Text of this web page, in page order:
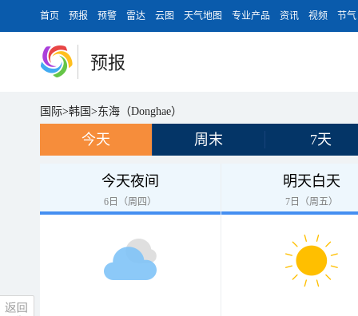
首页 预报 预警 雷达 云图 天气地图 专业产品 资讯 视频 节气
预报
国际>韩国 >东海（Donghae）
今天 周末 7天
今天夜间
6日（周四）
明天白天
7日（周五）